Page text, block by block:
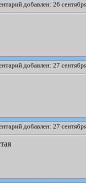
добавлен: 26
добавлен: 27
добавлен: 27